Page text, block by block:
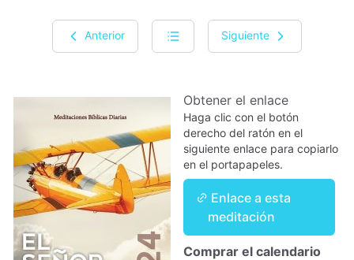
Anterior Siguiente
Obtener el enlace
Haga clic con el botón
derecho del ratón en el
siguiente enlace para copiarlo
en el portapapeles.
Enlace a esta
meditación
Comprar el calendario